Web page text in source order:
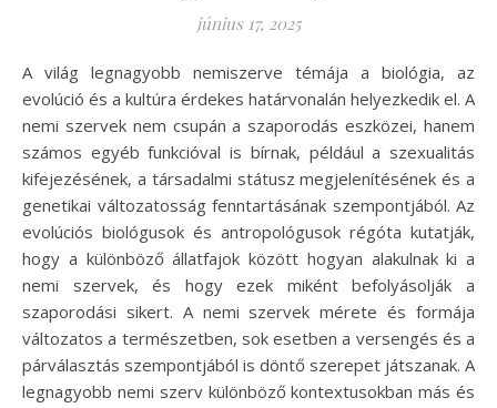
június 17, 2025
A világ legnagyobb nemiszerve témája a biológia, az
evolúció és a kultúra érdekes határvonalán helyezkedik el. A
nemi szervek nem csupán a szaporodás eszközei, hanem
számos egyéb funkcióval is bírnak, például a szexualitás
kifejezésének, a társadalmi státusz megjelenítésének és a
genetikai változatosság fenntartásának szempontjából. Az
evolúciós biológusok és antropológusok régóta kutatják,
hogy a különböző állatfajok között hogyan alakulnak ki a
nemi szervek, és hogy ezek miként befolyásolják a
szaporodási sikert. A nemi szervek mérete és formája
változatos a természetben, sok esetben a versengés és a
párválasztás szempontjából is döntő szerepet játszanak. A
legnagyobb nemi szerv különböző kontextusokban más és